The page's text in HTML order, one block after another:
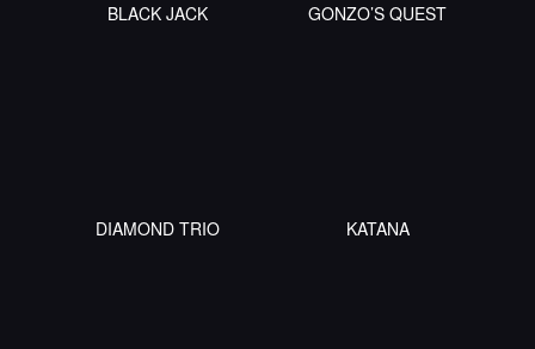
BLACK JACK GONZO’S QUEST
DIAMOND TRIO KATANA